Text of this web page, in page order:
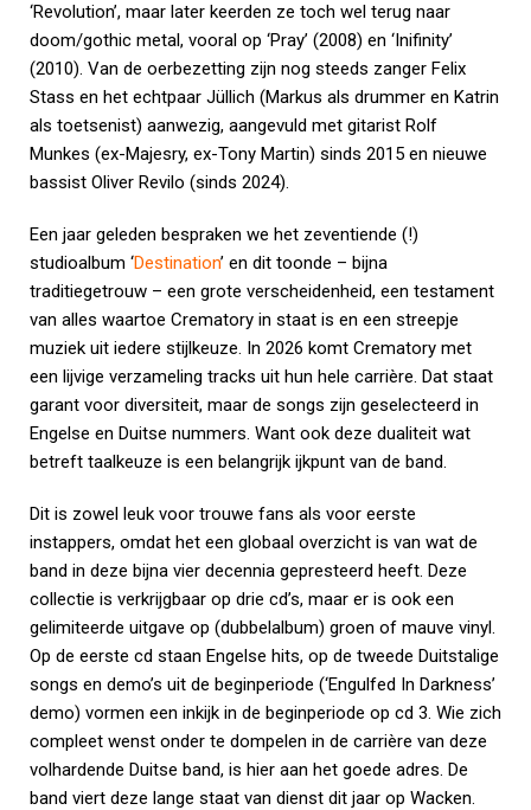
‘Revolution’, maar later keerden ze toch wel terug naar
doom/gothic metal, vooral op ‘Pray’ (2008) en ‘Inifinity’
(2010). Van de oerbezetting zijn nog steeds zanger Felix
Stass en het echtpaar Jüllich (Markus als drummer en Katrin
als toetsenist) aanwezig, aangevuld met gitarist Rolf
Munkes (ex-Majesry, ex-Tony Martin) sinds 2015 en nieuwe
bassist Oliver Revilo (sinds 2024).
Een jaar geleden bespraken we het zeventiende (!)
studioalbum ‘Destination’ en dit toonde – bijna
traditiegetrouw – een grote verscheidenheid, een testament
van alles waartoe Crematory in staat is en een streepje
muziek uit iedere stijlkeuze. In 2026 komt Crematory met
een lijvige verzameling tracks uit hun hele carrière. Dat staat
garant voor diversiteit, maar de songs zijn geselecteerd in
Engelse en Duitse nummers. Want ook deze dualiteit wat
betreft taalkeuze is een belangrijk ijkpunt van de band.
Dit is zowel leuk voor trouwe fans als voor eerste
instappers, omdat het een globaal overzicht is van wat de
band in deze bijna vier decennia gepresteerd heeft. Deze
collectie is verkrijgbaar op drie cd’s, maar er is ook een
gelimiteerde uitgave op (dubbelalbum) groen of mauve vinyl.
Op de eerste cd staan Engelse hits, op de tweede Duitstalige
songs en demo’s uit de beginperiode (‘Engulfed In Darkness’
demo) vormen een inkijk in de beginperiode op cd 3. Wie zich
compleet wenst onder te dompelen in de carrière van deze
volhardende Duitse band, is hier aan het goede adres. De
band viert deze lange staat van dienst dit jaar op Wacken.